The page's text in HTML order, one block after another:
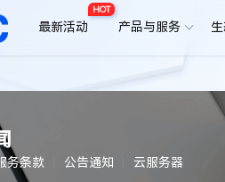
最新活动
HOT
产品与服务
务条款 公告通知 云服务器